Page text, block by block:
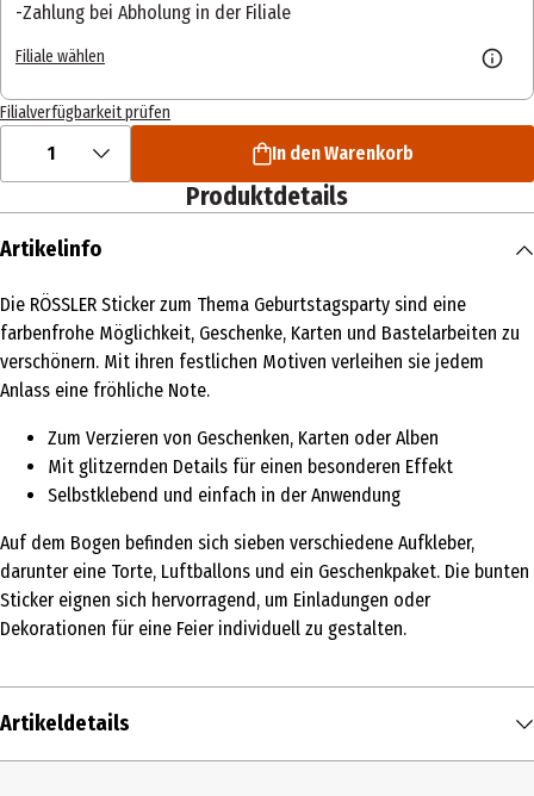
Zahlung bei Abholung in der Filiale
Filiale wählen
Filialverfügbarkeit prüfen
1 In den Warenkorb
Produktdetails
Artikelinfo
Die RÖSSLER Sticker zum Thema Geburtstagsparty sind eine
farbenfrohe Möglichkeit, Geschenke, Karten und Bastelarbeiten zu
verschönern. Mit ihren festlichen Motiven verleihen sie jedem
Anlass eine fröhliche Note.
Zum Verzieren von Geschenken, Karten oder Alben
Mit glitzernden Details für einen besonderen Effekt
Selbstklebend und einfach in der Anwendung
Auf dem Bogen befinden sich sieben verschiedene Aufkleber,
darunter eine Torte, Luftballons und ein Geschenkpaket. Die bunten
Sticker eignen sich hervorragend, um Einladungen oder
Dekorationen für eine Feier individuell zu gestalten.
Artikeldetails